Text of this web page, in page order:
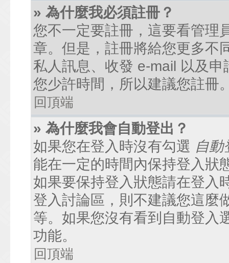
» 為什麼我必須註冊？
您不一定要註冊，這要看管理
章。但是，註冊將給您更多不
私人訊息、收發 e-mail 以及
您少許時間，所以建議您註冊
回頂端
» 為什麼我會自動登出？
如果您在登入時沒有勾選 自動
能在一定的時間內保持登入狀
如果要保持登入狀態請在登入
登入討論區，則不建議您這麼
等。如果您沒有看到自動登入
功能。
回頂端